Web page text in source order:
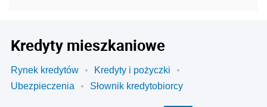
Kredyty mieszkaniowe
Rynek kredytów
Kredyty i pożyczki
Ubezpieczenia
Słownik kredytobiorcy